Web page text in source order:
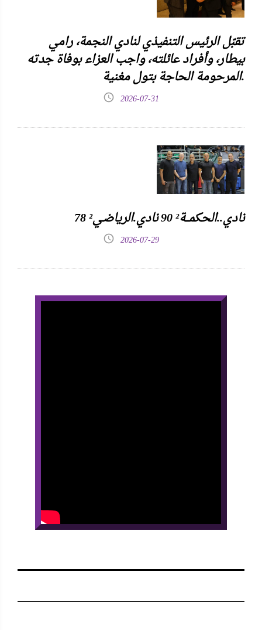
تقبّل الرئيس التنفيذي لنادي النجمة، رامي
بيطار، وأفراد عائلته، واجب العزاء بوفاة جدته
المرحومة الحاجة بتول مغنية.
2026-07-31
نادي..الحكمـــة² 90 نادي.الرياضـي² 78
2026-07-29